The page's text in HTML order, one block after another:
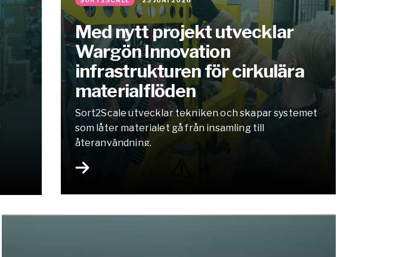
Med nytt projekt utvecklar
Wargön Innovation
infrastrukturen för cirkulära
materialflöden
Sort2Scale utvecklar tekniken och skapar systemet
som låter materialet gå från insamling till
återanvändning.